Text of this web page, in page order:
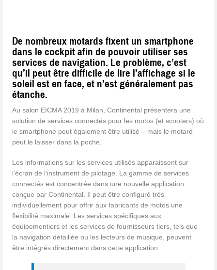
De nombreux motards fixent un smartphone
dans le cockpit afin de pouvoir utiliser ses
services de navigation. Le problème, c’est
qu’il peut être difficile de lire l’affichage si le
soleil est en face, et n’est généralement pas
étanche.
Au salon EICMA 2019 à Milan, Continental présentera une
solution de services connectés pour les motos (et scooters) où
le smartphone peut également être utilisé – mais le motard
peut le laisser dans la poche.
Les informations sur les services utilisés apparaissent sur
l’écran de l’instrument de pilotage. La gamme de services
connectés est concentrée dans une nouvelle application
conçue par Continental. Il peut être configuré très
individuellement pour offrir aux fabricants de motos une
flexibilité maximale. Les services spécifiques aux
équipementiers et les services de fournisseurs tiers, tels que
la navigation détaillée ou les lecteurs de musique, peuvent
être intégrés directement dans cette application.